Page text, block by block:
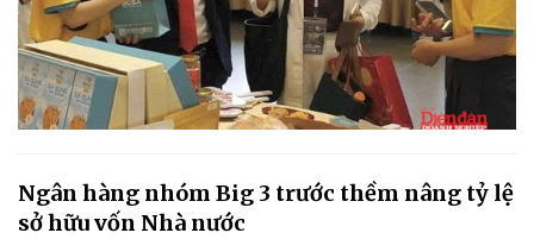
Ngân hàng nhóm Big 3 trước thềm nâng tỷ lệ
sở hữu vốn Nhà nước